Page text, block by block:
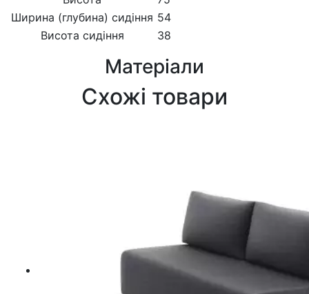
Ширина (глубина) сидіння 54
Висота сидіння
38
Матеріали
Схожі товари